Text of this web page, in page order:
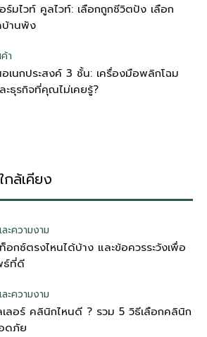
ร์มไวท์ คูลไวท์: เลือกถูกชีวิตปัง เลือก
านพัง
า
อเนกประสงค์ 3 ชั้น: เครื่องมือพลิกโฉม
ะธุรกิจที่คุณไม่เคยรู้?
กล้เคียง
ะความงาม
อกซ์ตรงไหนได้บ้าง และข้อควรระวังเพื่อ
ธ์ที่ดี
ะความงาม
ลอร์ คลินิกไหนดี ? รวม 5 วิธีเลือกคลินิก
ดภัย